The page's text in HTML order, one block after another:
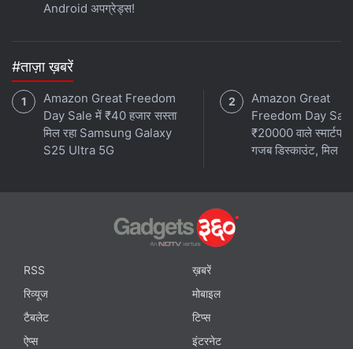
Android अपग्रेड्स!
#ताज़ा ख़बरें
Amazon Great Freedom
Day Sale में ₹40 हजार सस्ता
मिल रहा Samsung Galaxy
S25 Ultra 5G
Amazon Great
Freedom Day
₹20000 वाले
गजब डिस्काउंट, मिल
RSS
ख़बरें
रिव्यूज
मोबाइल
टैबलेट
टिप्स
ऐप्स
इंटरनेट